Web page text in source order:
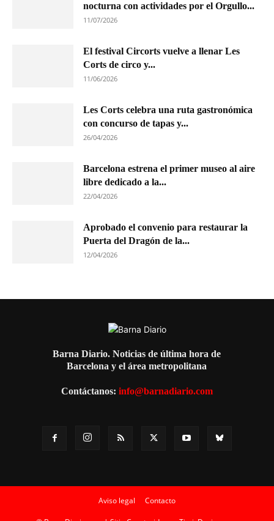
nocturna con actividades por el Orgullo...
11/07/2026
El festival Circorts vuelve a llenar Les
Corts de circo y...
11/06/2026
Les Corts celebra una ruta gastronómica
con concurso de tapas y...
26/04/2026
Barcelona estrena el primer museo al aire
libre dedicado a la...
22/04/2026
Aprobado el convenio para restaurar la
Puerta del Dragón de la...
12/04/2026
Barna Diario. Noticias de última hora de
Barcelona y el área metropolitana
Contáctanos: info@barnadiario.com
Aviso legal Contacto